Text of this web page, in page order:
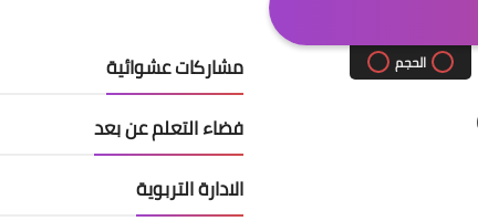
الحجم
مشاركات عشوائية
فضاء التعلم عن بعد
الادارة التربوية